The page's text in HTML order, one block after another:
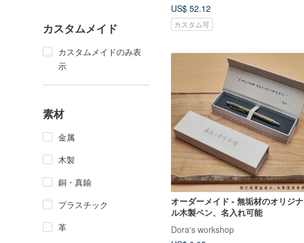
カスタムメイド
カスタムメイドのみ表
示
素材
金属
木製
銅・真鍮
プラスチック
革
US$ 52.12
カスタム可
オーダーメイド - 無垢材のオリジナ
ル木製ペン、名入れ可能
Dora's workshop